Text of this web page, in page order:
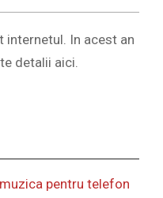
internetul. In acest an
detalii aici.
pentru telefon